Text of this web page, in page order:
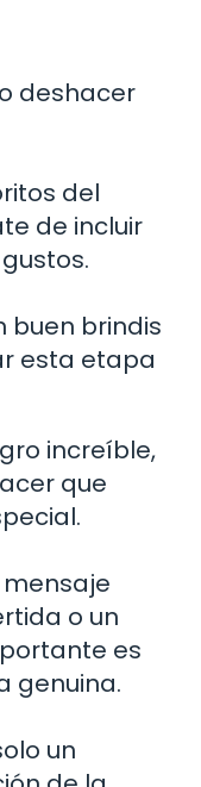
deshacer
del
de incluir
buen brindis
esta etapa
increíble,
que
o un
es
genuina.
un